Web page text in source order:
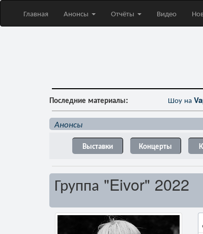
Главная Анонсы Отчёты Видео
Последние материалы: Шоу на
Анонсы
Выставки Концерты
Группа "Eivor" 2022